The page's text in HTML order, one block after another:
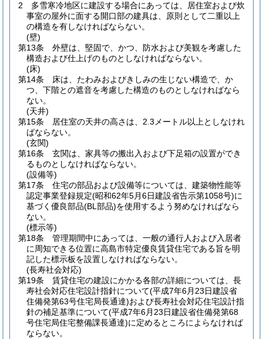
2
多雪寒冷地区に建設する場合にあっては、居住室および炊
事室の屋外に面する開口部の建具は、原則として二重以上
の構造を有しなければならない。
(壁)
第13条
外壁は、堅固で、かつ、防水および美観を考慮した
構造および仕上げのものとしなければならない。
(床)
第14条
床は、たわみおよびきしみの生じない構造で、か
つ、下階との遮音を考慮した構造のものとしなければなら
ない。
(天井)
第15条
居住室の天井の高さは、2.3メートル以上としなけれ
ばならない。
(玄関)
第16条
玄関は、家具等の搬出入および下足箱の設置ができ
るものとしなければならない。
(設備等)
第17条
住宅の部品および設備等については、建築物性能等
認定事業登録規定(昭和62年5月6日建設省告示第1058号)に
基づく優良部品(BL部品)を使用するよう努めなければなら
ない。
(標示等)
第18条
管理期間中にあっては、一般の通行人および入居者
に周知できる位置に高島市特定優良賃貸住宅である旨を明
記した標示板を設置しなければならない。
(長寿社会対応)
第19条
賃貸住宅の建設にかかる各部の詳細については、長
寿社会対応住宅設計指針について(平成7年6月23日建設省
住備発第63号住宅局長通達)および長寿社会対応住宅設計指
針の補足基準について(平成7年6月23日建設省住備発第68
号住宅局住宅整備課長通達)に定めるところによらなければ
ならない。